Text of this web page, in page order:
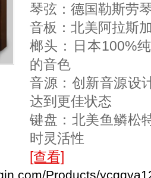
琴弦：德国勒斯劳
音板：北美阿拉斯
榔头：日本100%
的音色
音源：创新音源设
达到更佳状态
键盘：北美鱼鳞松
时灵活性
[查看]
Products/